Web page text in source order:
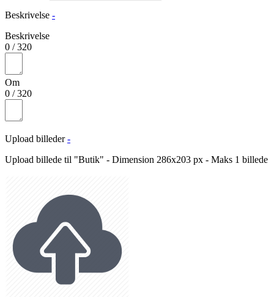
Beskrivelse -
Beskrivelse
0 /320
Om
0 /320
Upload billeder -
Upload billede til "Butik" - Dimension 286x203 px - Maks 1 billede